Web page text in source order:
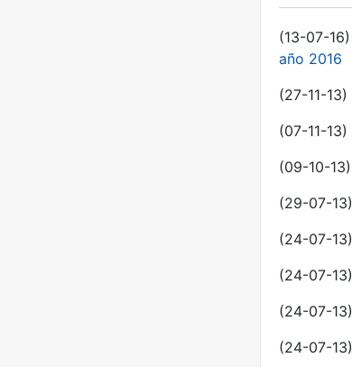
(13-07-16)
año 2016
(27-11-13)
(07-11-13)
(09-10-13)
(29-07-13)
(24-07-13)
(24-07-13)
(24-07-13)
(24-07-13)